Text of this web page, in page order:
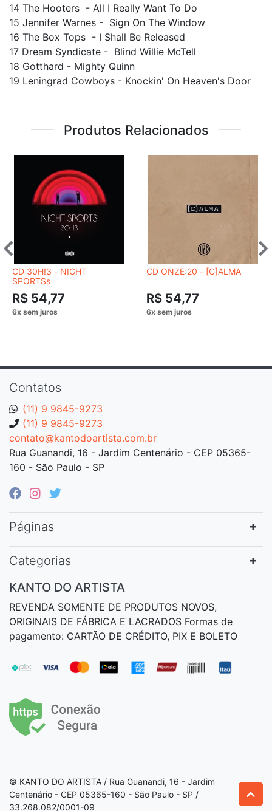
14 The Hooters - All I Really Want To Do
15 Jennifer Warnes - Sign On The Window
16 The Box Tops - I Shall Be Released
17 Dream Syndicate - Blind Willie McTell
18 Gotthard - Mighty Quinn
19 Leningrad Cowboys - Knockin' On Heaven's Door
Produtos Relacionados
CD 30H!3 - NIGHT
SPORTSs
R$ 54,77
CD ONZE:20 - [C]ALMA
R$ 54,77
Contatos
(11) 9 9845-9273
(11) 9 9845-9273
contato@kantodoartista.com.br
Rua Guanandi, 16 - Jardim Centenário - CEP 05365-
160 - São Paulo - SP
Páginas
Categorias
KANTO DO ARTISTA
REVENDA SOMENTE DE PRODUTOS NOVOS,
ORIGINAIS DE FÁBRICA E LACRADOS Formas de
pagamento: CARTÃO DE CRÉDITO, PIX E BOLETO
© KANTO DO ARTISTA / Rua Guanandi, 16 - Jardim
Centenário - CEP 05365-160 - São Paulo - SP /
33.268.082/0001-09